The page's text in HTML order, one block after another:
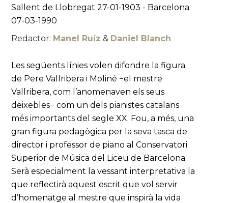
Sallent de Llobregat 27-01-1903 - Barcelona
07-03-1990
Redactor: Manel Ruíz & Daniel Blanch
Les següents línies volen difondre la figura
de Pere Vallribera i Moliné −el mestre
Vallribera, com l’anomenaven els seus
deixebles− com un dels pianistes catalans
més importants del segle XX. Fou, a més, una
gran figura pedagògica per la seva tasca de
director i professor de piano al Conservatori
Superior de Música del Liceu de Barcelona.
Serà especialment la vessant interpretativa la
que reflectirà aquest escrit que vol servir
d’homenatge al mestre que inspirà la vida